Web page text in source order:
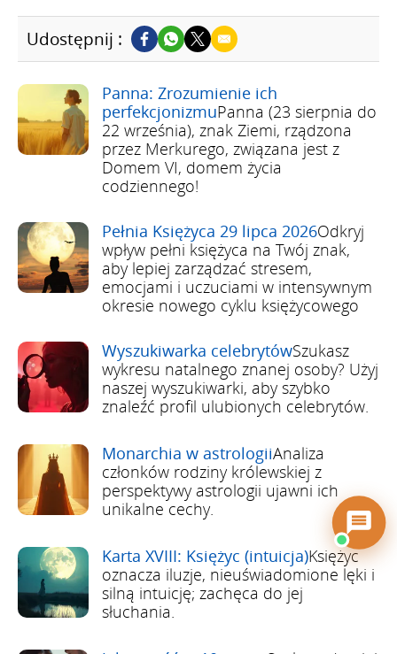
Udostępnij :
Panna: Zrozumienie ich
perfekcjonizmuPanna (23 sierpnia do
22 września), znak Ziemi, rządzona
przez Merkurego, związana jest z
Domem VI, domem życia
codziennego!
Pełnia Księżyca 29 lipca 2026Odkryj
wpływ pełni księżyca na Twój znak,
aby lepiej zarządzać stresem,
emocjami i uczuciami w intensywnym
okresie nowego cyklu księżycowego
Wyszukiwarka celebrytówSzukasz
wykresu natalnego znanej osoby? Użyj
naszej wyszukiwarki, aby szybko
znaleźć profil ulubionych celebrytów.
Monarchia w astrologiiAnaliza
członków rodziny królewskiej z
perspektywy astrologii ujawni ich
unikalne cechy.
Karta XVIII: Księżyc (intuicja)Księżyc
oznacza iluzje, nieuświadomione lęki i
silną intuicję; zachęca do jej
słuchania.